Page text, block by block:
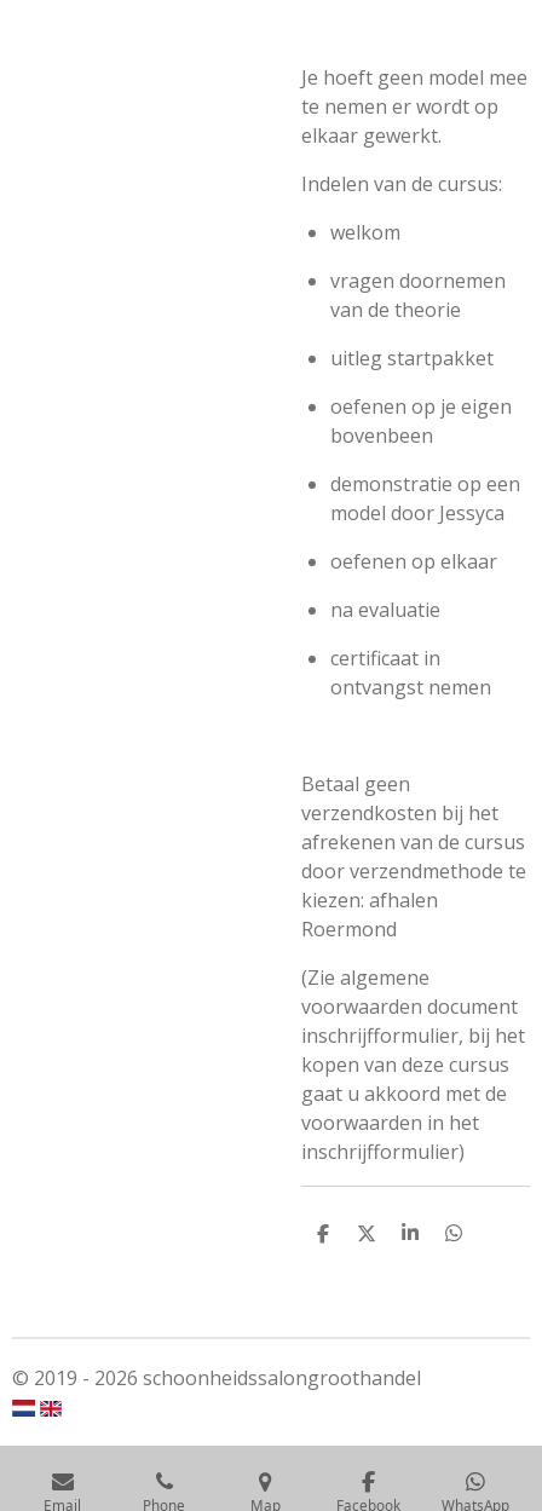
Je hoeft geen model mee
te nemen er wordt op
elkaar gewerkt.
Indelen van de cursus:
welkom
vragen doornemen
van de theorie
uitleg startpakket
oefenen op je eigen
bovenbeen
demonstratie op een
model door Jessyca
oefenen op elkaar
na evaluatie
certificaat in
ontvangst nemen
Betaal geen
verzendkosten bij het
afrekenen van de cursus
door verzendmethode te
kiezen: afhalen
Roermond
(Zie algemene
voorwaarden document
inschrijfformulier, bij het
kopen van deze cursus
gaat u akkoord met de
voorwaarden in het
inschrijfformulier)
S
S
S
S
© 2019 - 2026 schoonheidssalongroothandel
Email Phone Map Facebook WhatsApp